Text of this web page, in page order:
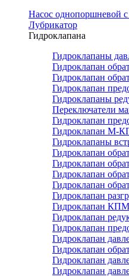
Насос однопоршневой
Лубрикатор
Гидроклапана
Гидроклапаны
Гидроклапан
Гидроклапан
Гидроклапан
Гидроклапаны
Переключатели
Гидроклапан
Гидроклапан М-
Гидроклапаны
Гидроклапан
Гидроклапан
Гидроклапан
Гидроклапан
Гидроклапан
Гидроклапан
Гидроклапан
Гидроклапан
Гидроклапан
Гидроклапан
Гидроклапан
Гидроклапан